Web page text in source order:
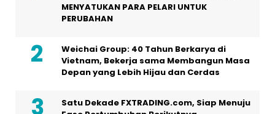
MENYATUKAN PARA PELARI UNTUK
PERUBAHAN
Weichai Group: 40 Tahun Berkarya di
Vietnam, Bekerja sama Membangun Masa
Depan yang Lebih Hijau dan Cerdas
Satu Dekade FXTRADING.com, Siap Menuju